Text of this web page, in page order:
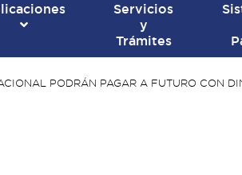
Servicios
y
Trámites
PODRÁN PAGAR A FUTURO CON